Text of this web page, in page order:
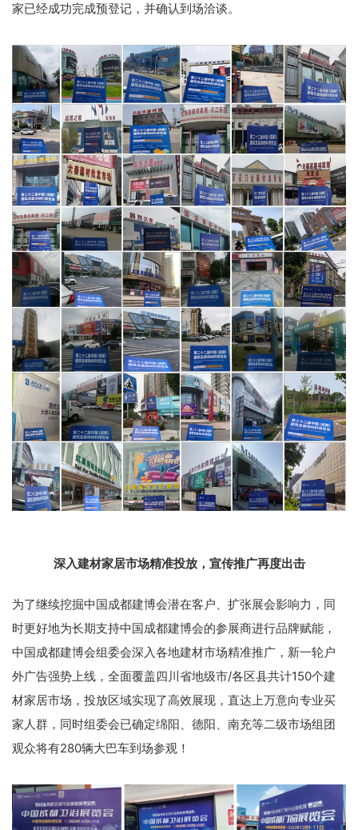
家已经成功完成预登记，并确认到场洽谈。
深入建材家居市场精准投放，宣传推广再度出击
为了继续挖掘中国成都建博会潜在客户、扩张展会影响力，同
时更好地为长期支持中国成都建博会的参展商进行品牌赋能，
中国成都建博会组委会深入各地建材市场精准推广，新一轮户
外广告强势上线，全面覆盖四川省地级市/各区县共计150个建
材家居市场，投放区域实现了高效展现，直达上万意向专业买
家人群，同时组委会已确定绵阳、德阳、南充等二级市场组团
观众将有280辆大巴车到场参观！